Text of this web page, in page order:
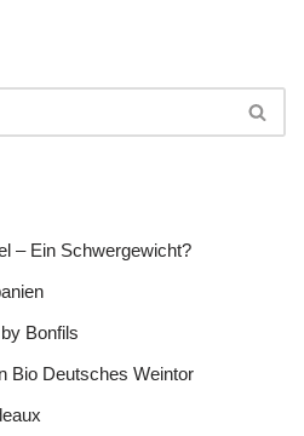
– Ein Schwergewicht?
Bonfils
Bio Deutsches Weintor